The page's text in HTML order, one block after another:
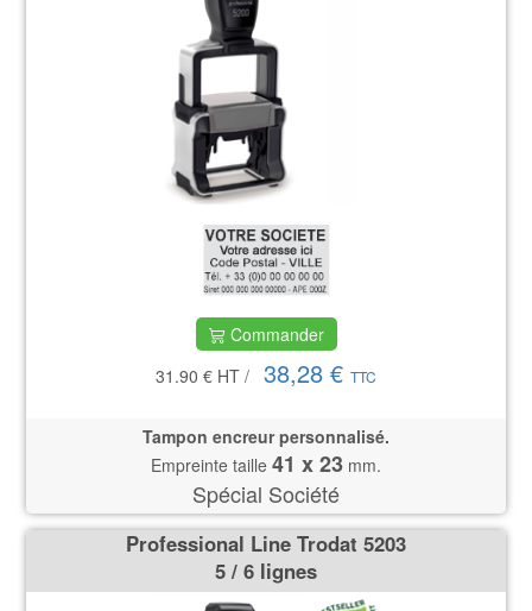
Commander
31.90 € HT / 38,28 € TTC
Tampon encreur personnalisé.
Empreinte taille 41 x 23 mm.
Spécial Société
Professional Line Trodat 5203
5 / 6 lignes